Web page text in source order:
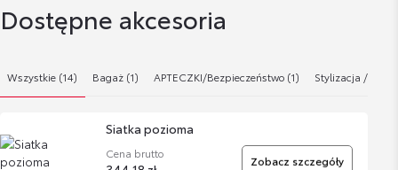
Dostępne akcesoria
Wszystkie (14) Bagaż (1) APTECZKI/Bezpieczeństwo (1) Stylizacja /
Siatka pozioma
Cena brutto
Zobacz szczegóły